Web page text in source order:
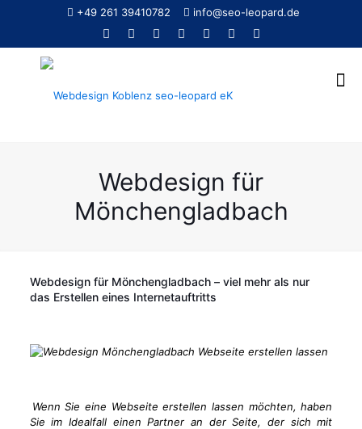
+49 261 39410782 info@seo-leopard.de
Webdesign für
Mönchengladbach
Webdesign für Mönchengladbach – viel mehr als nur
das Erstellen eines Internetauftritts
Wenn Sie eine Webseite erstellen lassen möchten, haben
Sie im Idealfall einen Partner an der Seite, der sich mit